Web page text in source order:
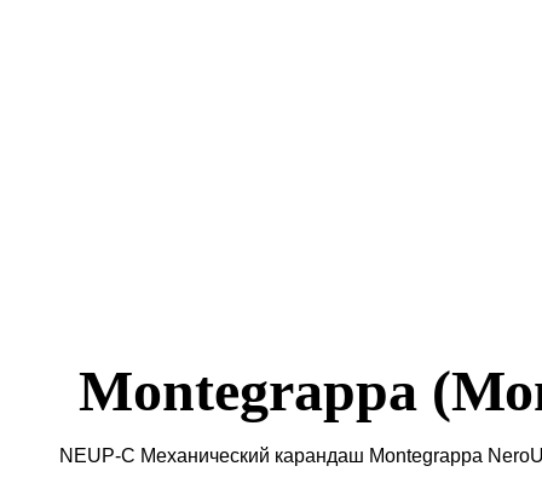
Montegrappa
NEUP-C Механический карандаш Montegrappa